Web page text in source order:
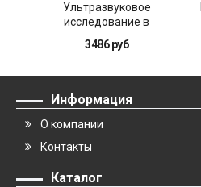
Ультразвуковое
исследование в
косметологии
3486 руб
Информация
О компании
Контакты
Каталог